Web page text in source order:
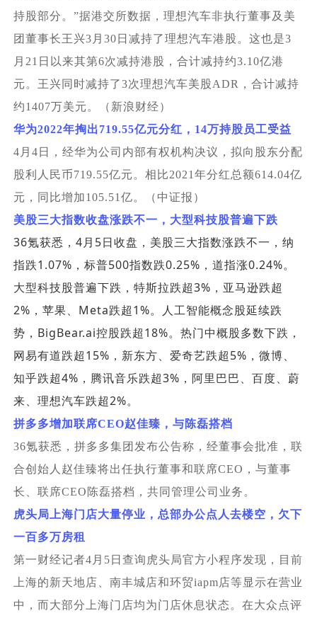
持股部分。”据港交所数据，理想汽车非执行董事及美
团董事长王兴3月30日减持了理想汽车港股。这也是3
月21日以来其第6次减持港股，合计减持约3.10亿港
元。王兴同时减持了3次理想汽车美股ADR，合计减持
约1407万美元。（新浪财经）
华为2022年掏出719.55亿元分红，14万持股员工受益
4 月4日，经华为公司内部有权机构决议，拟向股东分配
股利人民币719.55亿元。相比2021年分红总额614.04亿
元，同比增加105.51亿。（中证报）
美股三大指数收盘涨跌不一，大型科技股普遍下跌
36氪获悉，4 月 5 日收盘，美股三大指数涨跌不一，纳
指跌1.07% ，标普500指数跌0.25% ，道指涨0.24%。
大型科技股普遍下跌，特斯拉跌超3% ，亚马逊跌超
2% ，苹果、 Meta跌超 1%。人工智能概念股延续跌
势， BigBear.ai控股跌超 18%。热门中概股多数下跌，
网易有道跌超 15% ，新东方、爱奇艺跌超 5% ，微博、
知乎跌超4% ，腾讯音乐跌超3% ，阿里巴巴、百度、蔚
来、理想汽车跌超2%。
拼多多增加联席CEO赵佳臻，与陈磊搭档
36氪获悉，拼多多集团发布公告称，经董事会批准，联
合创始人赵佳臻将出任执行董事和联席CEO，与董事
长、联席CEO陈磊搭档，共同管理公司业务。
虎头局上海门店大量停业，总部办公点人去楼空，欠下
一百多万房租
第一财经记者4月5日查询虎头局官方小程序发现，目前
上海的新天地店、南丰城店和环贸iapm店等显示在营业
中，而大部分上海门店均为门店休息状态。在大众点评